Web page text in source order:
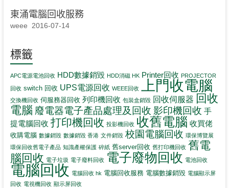
東涌電腦回收服務
weee 2016-07-14
標籤
APC電源電池回收 HDD數據銷毀 HDD消磁 HK Printer回收 PROJECTOR
回收 switch 回收 UPS電源回收 WEEE回收 上門收電腦
交換機回收 伺服務器回收 列印機回收 包裝盒銷毀 回收伺服器 回收
電腦 廢電器電子產品處理及回收 影印機回收 手
提電腦回收 打印機回收 投影機回收 收舊電腦 收買佬
收購電腦 數據銷毀 數據銷毀 香港 文件銷毀 校園電腦回收 環保博覽展
環保回收舊電子產品 知識產權保護 碎紙 舊server回收 舊打印機回收 舊電
腦回收 電子垃圾 電子廢料回收 電子廢物回收 電池回收
電腦回收 電腦回收 hk 電腦回收服務 電腦數據銷毀 電腦顯示屏
回收 電視機回收 顯示屏回收